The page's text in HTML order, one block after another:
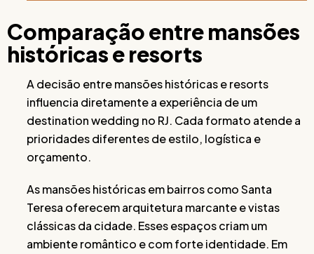
Comparação entre mansões
históricas e resorts
A decisão entre mansões históricas e resorts
influencia diretamente a experiência de um
destination wedding no RJ. Cada formato atende a
prioridades diferentes de estilo, logística e
orçamento.
As mansões históricas em bairros como Santa
Teresa oferecem arquitetura marcante e vistas
clássicas da cidade. Esses espaços criam um
ambiente romântico e com forte identidade. Em